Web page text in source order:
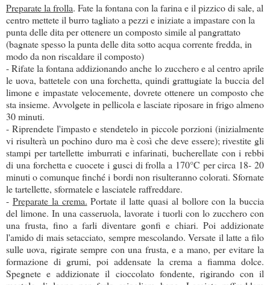
Preparate la frolla. Fate la fontana con la farina e il pizzico di sale, al
centro mettete il burro tagliato a pezzi e iniziate a impastare con la
punta delle dita per ottenere un composto simile al pangrattato
(bagnate spesso la punta delle dita sotto acqua corrente fredda, in
modo da non riscaldare il composto)
- Rifate la fontana addizionando anche lo zucchero e al centro aprile
le uova, battetele con una forchetta, quindi grattugiate la buccia del
limone e impastate velocemente, dovrete ottenere un composto che
sta insieme. Avvolgete in pellicola e lasciate riposare in frigo almeno
30 minuti.
- Riprendete l'impasto e stendetelo in piccole porzioni (inizialmente
vi risulterà un pochino duro ma è così che deve essere); rivestite gli
stampi per tartellette imburrati e infarinati, bucherellate con i rebbi
di una forchetta e cuocete i gusci di frolla a 170°C per circa 18- 20
minuti o comunque finché i bordi non risulteranno colorati. Sfornate
le tartellette, sformatele e lasciatele raffreddare.
- Preparate la crema. Portate il latte quasi al bollore con la buccia
del limone. In una casseruola, lavorate i tuorli con lo zucchero con
una frusta, fino a farli diventare gonfi e chiari. Poi addizionate
l'amido di mais setacciato, sempre mescolando. Versate il latte a filo
sulle uova, rigirate sempre con una frusta, e a mano, per evitare la
formazione di grumi, poi addensate la crema a fiamma dolce.
Spegnete e addizionate il cioccolato fondente, rigirando con il